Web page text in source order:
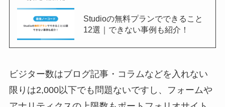
Studioの無料プランでできること
12選｜できない事例も紹介！
ビジター数はブログ記事・コラムなどを入れない
限りは2,000以下でも問題ないですし、フォームや